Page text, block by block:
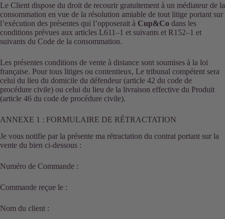
Le Client dispose du droit de recourir gratuitement à un médiateur de la
consommation en vue de la résolution amiable de tout litige portant sur
l’exécution des présentes qui l’opposerait à Cup&Co dans les
conditions prévues aux articles L611–1 et suivants et R152–1 et
suivants du Code de la consommation.
Les présentes conditions de vente à distance sont soumises à la loi
française. Pour tous litiges ou contentieux, Le tribunal compétent sera
celui du lieu du domicile du défendeur (article 42 du code de
procédure civile) ou celui du lieu de la livraison effective du Produit
(article 46 du code de procédure civile).
ANNEXE 1 : FORMULAIRE DE RÉTRACTATION
Je vous notifie par la présente ma rétractation du contrat portant sur la
vente du bien ci-dessous :
Numéro de Commande :
Commande reçue le :
Nom du client :